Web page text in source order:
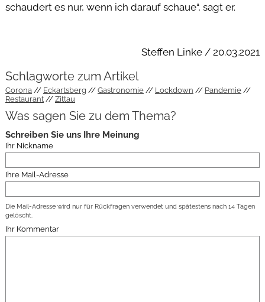
schaudert es nur, wenn ich darauf schaue“, sagt er.
Steffen Linke / 20.03.2021
Schlagworte zum Artikel
Corona Eckartsberg Gastronomie Lockdown
Pandemie
Restaurant
Zittau
Was sagen Sie zu dem Thema?
Schreiben Sie uns Ihre Meinung
Ihr Nickname
Ihre Mail-Adresse
Die Mail-Adresse wird nur für Rückfragen verwendet und spätestens nach 14 Tagen
gelöscht.
Ihr Kommentar